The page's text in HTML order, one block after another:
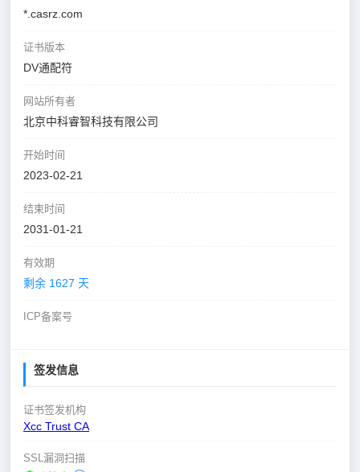
*.casrz.com
证书版本
DV通配符
网站所有者
北京中科睿智科技有限公司
开始时间
2023-02-21
结束时间
2031-01-21
有效期
剩余 1627 天
ICP备案号
签发信息
证书签发机构
Xcc Trust CA
SSL漏洞扫描